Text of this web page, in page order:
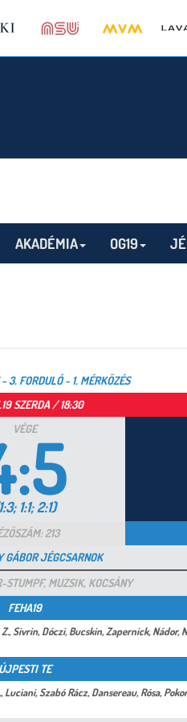
AKADÉMIA OG19
3. FORDULÓ - 1. MÉRKŐZÉS
SZERDA / 18:30
VÉGE
1:1; 2:1)
213
GÁBOR JÉGCSARNOK
STUMPF, MUZSIK, KOCSÁNY
FEHA19
Sivrin, Dóczi, Bucskin, Zapernick, Nádor,
ÚJPESTI TE
Szabó Rácz, Dansereau, Rósa,